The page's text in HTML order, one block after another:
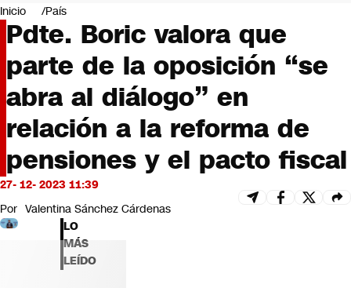
Negocios
Deportes
Programas completos
Cultura
Servicios
Bits
CNN tiempo
Futuro 360
Opinión
Inicio País
Pdte. Boric valora que
parte de la oposición “se
abra al diálogo” en
relación a la reforma de
pensiones y el pacto fiscal
27- 12- 2023 11:39
Por Valentina Sánchez Cárdenas
LO
MÁS
LEÍDO